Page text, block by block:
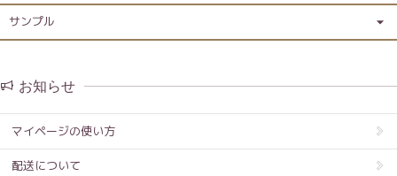
サンプル
お知らせ
マイページの使い方
配送について